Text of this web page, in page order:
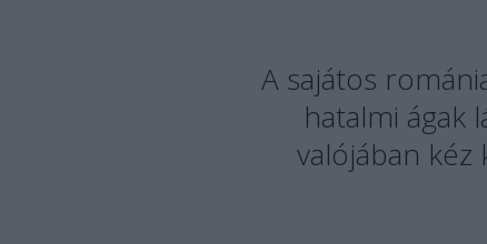
A sajátos
hatalmi ágak
valójában kéz